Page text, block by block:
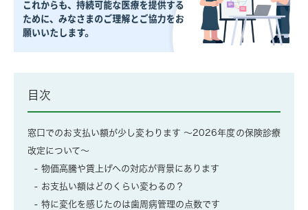
目次
窓口でのお支払い額が少し変わります ～2026年度の保険診療
改定について～
物価高騰や賃上げへの対応が背景にあります
お支払い額はどのくらい変わるの？
特に変化を感じたのは歯周病管理の点数です